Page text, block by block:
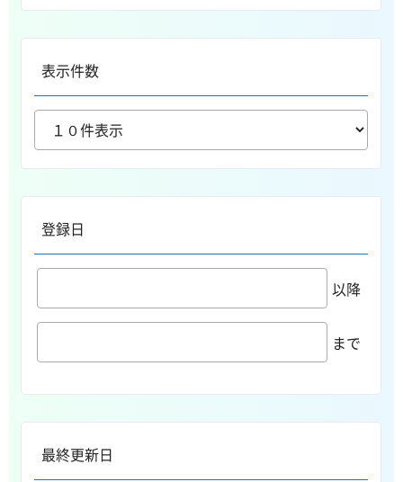
表示件数
登録日
以降
まで
最終更新日